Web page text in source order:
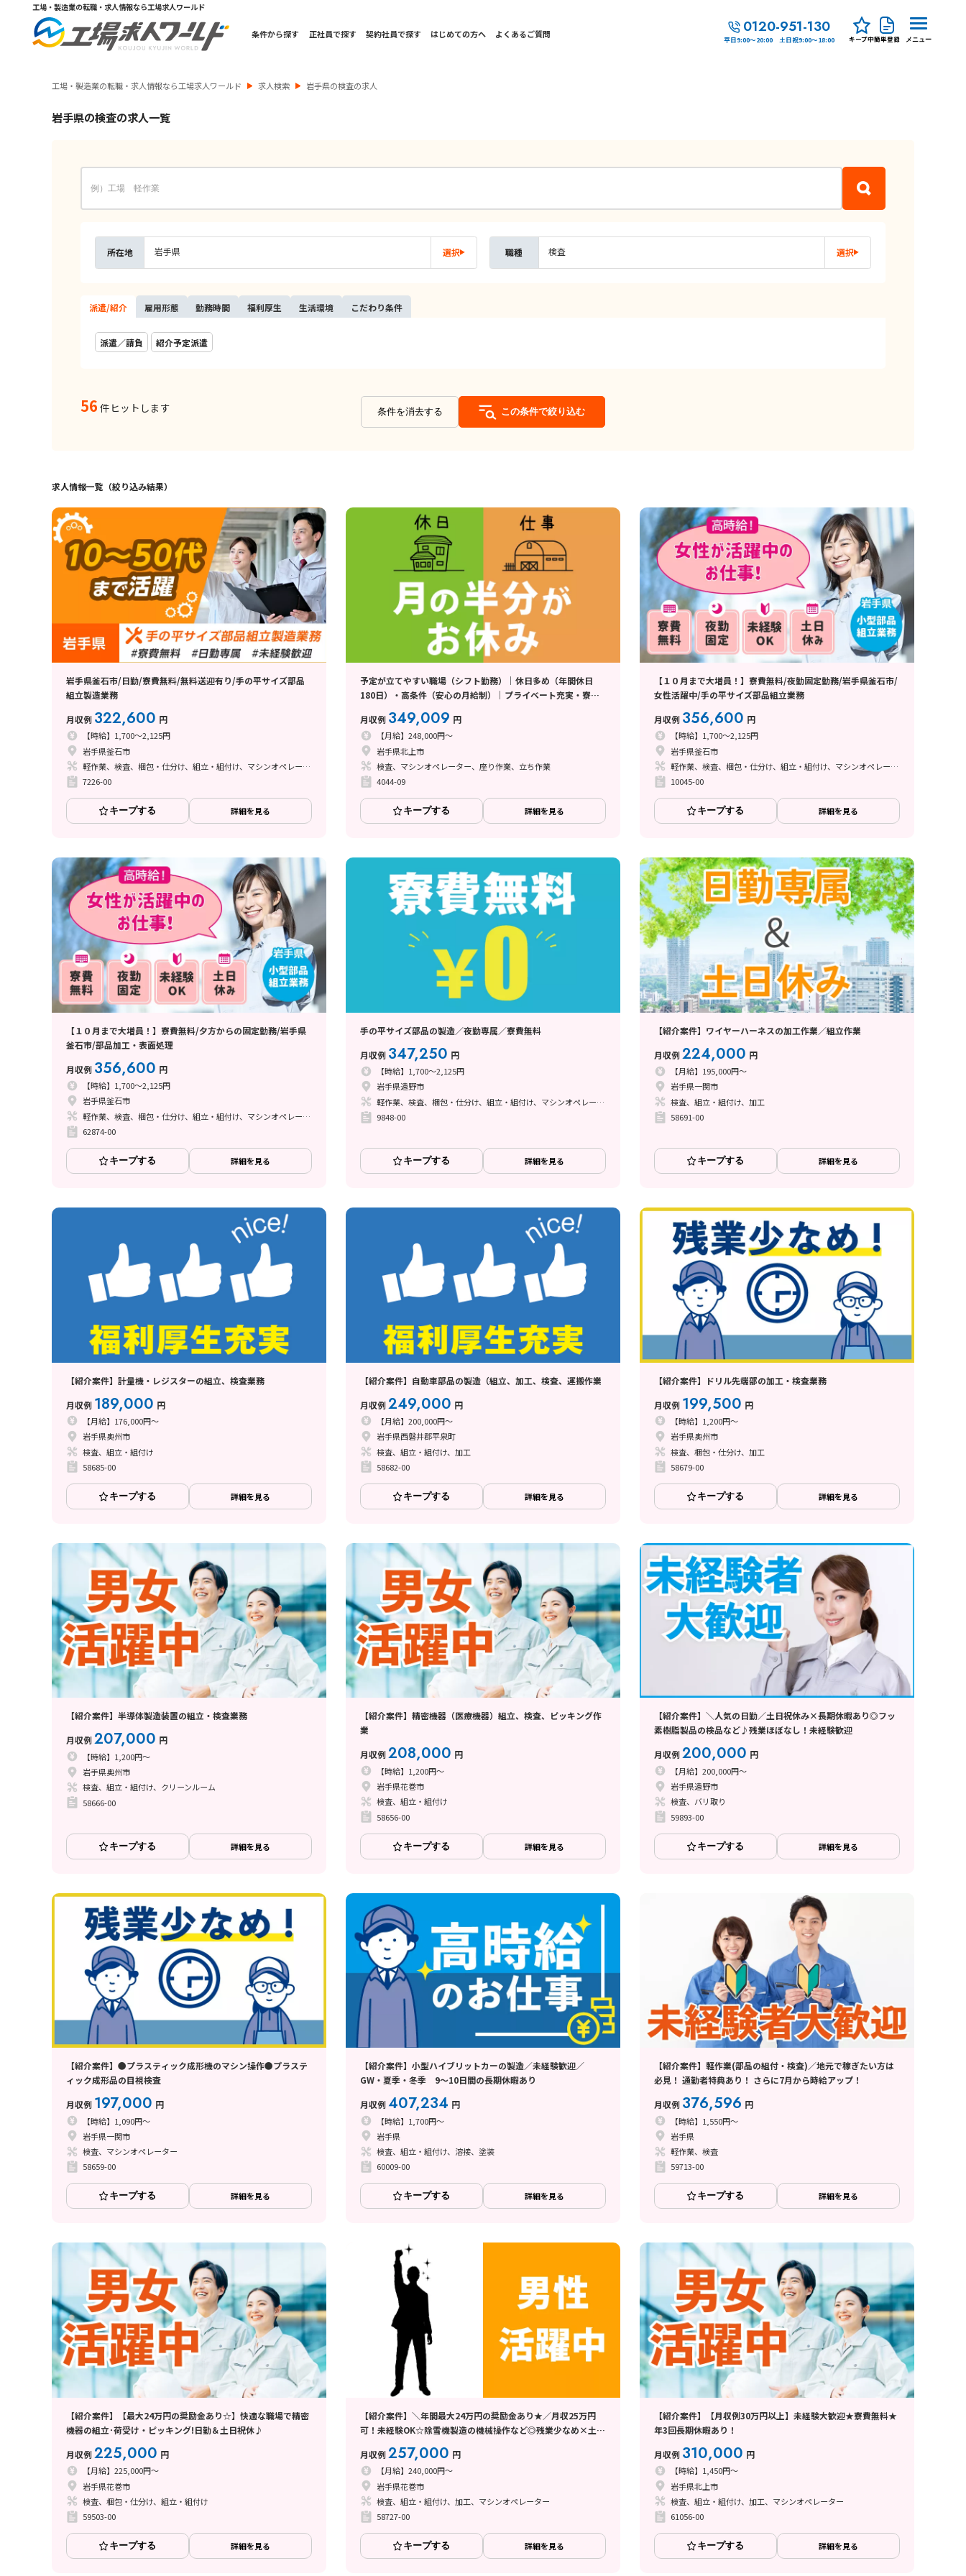
工場・製造業の転職・求人情報なら工場求人ワールド
条件から探す 正社員で探す 契約社員で探す はじめての方へ よくあるご質問 0120-951-130
平日9:00～20:00 土日祝9:00～18:00 キープ中簡単登録 メニュー
工場・製造業の転職・求人情報なら工場求人ワールド 求人検索 岩手県の検査の求人
岩手県の検査の求人一覧
所在地 岩手県 選択 職種 検査 選択
派遣/紹介 雇用形態 勤務時間 福利厚生 生活環境 こだわり条件
派遣／請負 紹介予定派遣
56 件ヒットします 条件を消去する この条件で絞り込む
求人情報一覧（絞り込み結果）
岩手県釜石市/日勤/寮費無料/無料送迎有り/手の平サイズ部品
組立製造業務
月収例 322,600 円
【時給】1,700～2,125円
岩手県釜石市
軽作業、検査、梱包・仕分け、組立・組付け、マシンオペレーター、立ち作業
7226-00
キープする 詳細を見る
予定が立てやすい職場（シフト勤務）｜休日多め（年間休日
180日）・高条件（安心の月給制）｜プライベート充実・寮完
月収例 349,009 円
【月給】248,000円～
岩手県北上市
検査、マシンオペレーター、座り作業、立ち作業
4044-09
キープする 詳細を見る
【１０月まで大増員！】寮費無料/夜勤固定勤務/岩手県釜石市/
女性活躍中/手の平サイズ部品組立業務
月収例 356,600 円
【時給】1,700～2,125円
岩手県釜石市
軽作業、検査、梱包・仕分け、組立・組付け、マシンオペレーター、立ち作業
10045-00
キープする 詳細を見る
【１０月まで大増員！】寮費無料/夕方からの固定勤務/岩手県
釜石市/部品加工・表面処理
月収例 356,600 円
【時給】1,700～2,125円
岩手県釜石市
軽作業、検査、梱包・仕分け、組立・組付け、マシンオペレーター、立ち作業
62874-00
キープする 詳細を見る
手の平サイズ部品の製造／夜勤専属／寮費無料
月収例 347,250 円
【時給】1,700～2,125円
岩手県遠野市
軽作業、検査、梱包・仕分け、組立・組付け、マシンオペレーター、立ち作業
9848-00
キープする 詳細を見る
【紹介案件】ワイヤーハーネスの加工作業／組立作業
月収例224,000 円
【月給】195,000円～
岩手県一関市
検査、組立・組付け、加工
58691-00
キープする 詳細を見る
【紹介案件】計量機・レジスターの組立、検査業務
月収例 189,000 円
【月給】176,000円～
岩手県奥州市
検査、組立・組付け
58685-00
キープする 詳細を見る
【紹介案件】自動車部品の製造（組立、加工、検査、運搬作業
月収例249,000 円
【月給】200,000円～
岩手県西磐井郡平泉町
検査、組立・組付け、加工
58682-00
キープする 詳細を見る
【紹介案件】ドリル先端部の加工・検査業務
月収例 199,500 円
【時給】1,200円～
岩手県奥州市
検査、梱包・仕分け、加工
58679-00
キープする 詳細を見る
【紹介案件】半導体製造装置の組立・検査業務
月収例207,000 円
【時給】1,200円～
岩手県奥州市
検査、組立・組付け、クリーンルーム
58666-00
キープする 詳細を見る
【紹介案件】精密機器（医療機器）組立、検査、ピッキング作
業
月収例208,000 円
【時給】1,200円～
岩手県花巻市
検査、組立・組付け
58656-00
キープする 詳細を見る
【紹介案件】＼人気の日勤／土日祝休み×長期休暇あり◎フッ
素樹脂製品の検品など♪残業ほぼなし！未経験歓迎
月収例200,000 円
【月給】200,000円～
岩手県遠野市
検査、バリ取り
59893-00
キープする 詳細を見る
【紹介案件】●プラスティック成形機のマシン操作●プラステ
ィック成形品の目視検査
月収例 197,000 円
【時給】1,090円～
岩手県一関市
検査、マシンオペレーター
58659-00
キープする 詳細を見る
【紹介案件】小型ハイブリットカーの製造／未経験歓迎／
GW・夏季・冬季 9～10日間の長期休暇あり
月収例 407,234 円
【時給】1,700円～
岩手県
検査、組立・組付け、溶接、塗装
60009-00
キープする 詳細を見る
【紹介案件】軽作業(部品の組付・検査)／地元で稼ぎたい方は
必見！ 通勤者特典あり！ さらに7月から時給アップ！
月収例 376,596 円
【時給】1,550円～
岩手県
軽作業、検査
59713-00
キープする 詳細を見る
【紹介案件】【最大24万円の奨励金あり☆】快適な職場で精密
機器の組立･荷受け・ピッキング!日勤＆土日祝休♪
月収例225,000 円
【月給】225,000円～
岩手県花巻市
検査、梱包・仕分け、組立・組付け
59503-00
キープする 詳細を見る
【紹介案件】＼年間最大24万円の奨励金あり★／月収25万円
可！未経験OK☆除雪機製造の機械操作など◎残業少なめ×土日
月収例257,000 円
【月給】240,000円～
岩手県花巻市
検査、組立・組付け、加工、マシンオペレーター
58727-00
キープする 詳細を見る
【紹介案件】【月収例30万円以上】未経験大歓迎★寮費無料★
年3回長期休暇あり！
月収例 310,000 円
【時給】1,450円～
岩手県北上市
検査、組立・組付け、加工、マシンオペレーター
61056-00
キープする 詳細を見る